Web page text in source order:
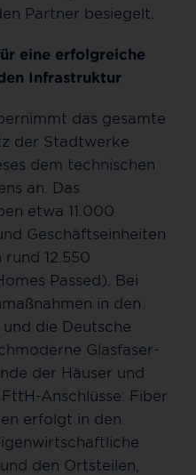
Partner besiegelt.
eine erfolgreiche
Infrastruktur
das gesamte
der Stadtwerke
dem technischen
an. Das
etwa 11.000
Geschäftseinheiten
12.550
Passed). Bei
in den
die Deutsche
Glasfaser-
der Häuser und
Anschlüsse: Fiber
erfolgt in den
den Ortsteilen,